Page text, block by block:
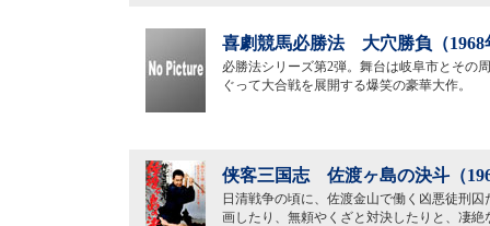
喜劇競馬必勝法 大穴勝負（1968
必勝法シリーズ第2弾。舞台は岐阜市とその
ぐって大合戦を展開する爆笑の豪華大作。
侠客三国志 佐渡ヶ島の決斗（
日清戦争の頃に、佐渡金山で働く凶悪徒刑
画したり、無頼やくざと対決したりと、凄